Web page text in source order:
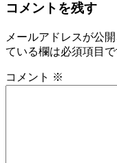
ナ
ビ
ゲ
ー
コメントを残す
メールアドレスが公
ている欄は必須項目で
コメント ※